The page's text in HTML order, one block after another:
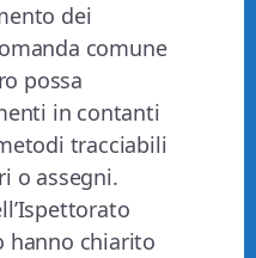
dei
comune
possa
in contanti
tracciabili
o assegni.
hanno chiarito